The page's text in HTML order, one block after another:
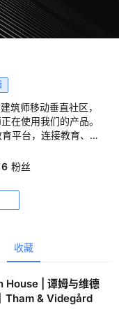
筑师移动垂直社区，
在使用我们的产品。
平台，连接教育、行
探索。
粉丝
收藏
House | 谭姆与维德
Tham & Videgård